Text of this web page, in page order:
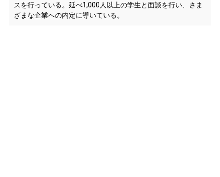
スを行っている。延べ1,000人以上の学生と面談を行い、さま
ざまな企業への内定に導いている。